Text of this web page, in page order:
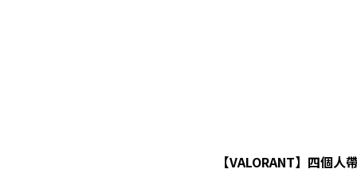
【VALORANT】四個人